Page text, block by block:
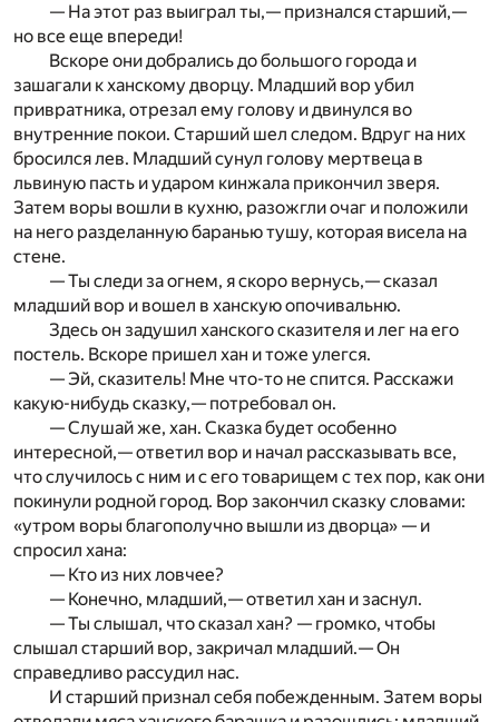
— На этот раз выиграл ты,— признался старший,—
но все еще впереди!
Вскоре они добрались до большого города и
зашагали к ханскому дворцу. Младший вор убил
привратника, отрезал ему голову и двинулся во
внутренние покои. Старший шел следом. Вдруг на них
бросился лев. Младший сунул голову мертвеца в
львиную пасть и ударом кинжала прикончил зверя.
Затем воры вошли в кухню, разожгли очаг и положили
на него разделанную баранью тушу, которая висела на
стене.
— Ты следи за огнем, я скоро вернусь,— сказал
младший вор и вошел в ханскую опочивальню.
Здесь он задушил ханского сказителя и лег на его
постель. Вскоре пришел хан и тоже улегся.
— Эй, сказитель! Мне что-то не спится. Расскажи
какую-нибудь сказку,— потребовал он.
— Слушай же, хан. Сказка будет особенно
интересной,— ответил вор и начал рассказывать все,
что случилось с ним и с его товарищем с тех пор, как они
покинули родной город. Вор закончил сказку словами:
«утром воры благополучно вышли из дворца» — и
спросил хана:
— Кто из них ловчее?
— Конечно, младший,— ответил хан и заснул.
— Ты слышал, что сказал хан? — громко, чтобы
слышал старший вор, закричал младший.— Он
справедливо рассудил нас.
И старший признал себя побежденным. Затем воры